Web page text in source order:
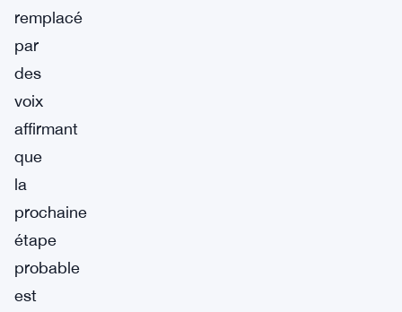
remplacé
par
des
voix
affirmant
que
la
prochaine
étape
probable
est